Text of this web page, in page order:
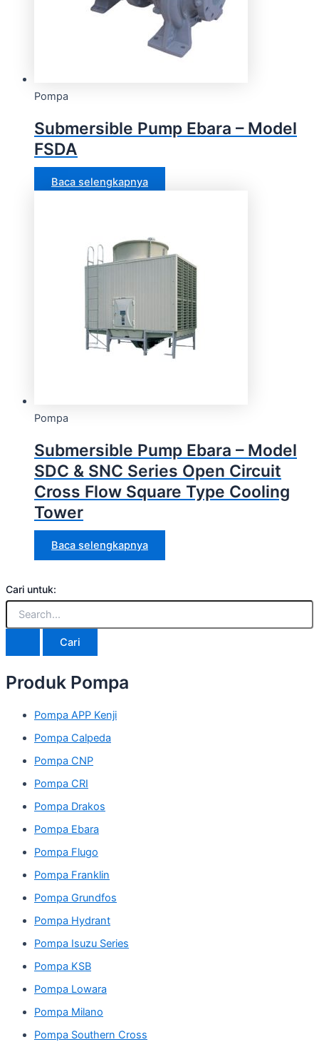
Pompa
Submersible Pump Ebara – Model
FSDA
Baca selengkapnya
Pompa
Submersible Pump Ebara – Model
SDC & SNC Series Open Circuit
Cross Flow Square Type Cooling
Tower
Baca selengkapnya
Cari untuk:
Produk Pompa
Pompa APP Kenji
Pompa Calpeda
Pompa CNP
Pompa CRI
Pompa Drakos
Pompa Ebara
Pompa Flugo
Pompa Franklin
Pompa Grundfos
Pompa Hydrant
Pompa Isuzu Series
Pompa KSB
Pompa Lowara
Pompa Milano
Pompa Southern Cross